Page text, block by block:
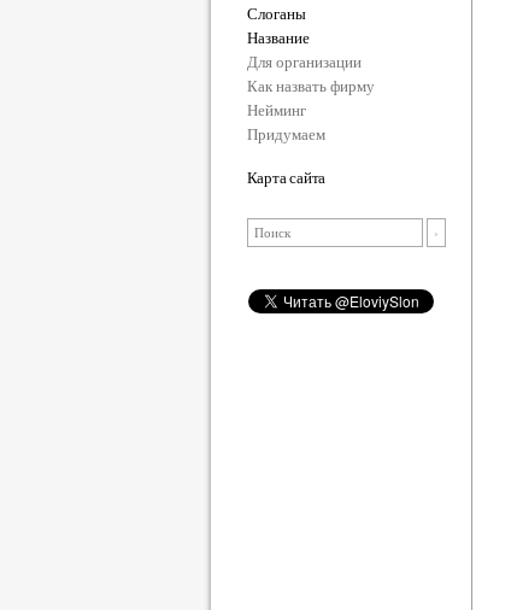
Слоганы
Название
Для организации
Как назвать фирму
Нейминг
Придумаем
Карта сайта